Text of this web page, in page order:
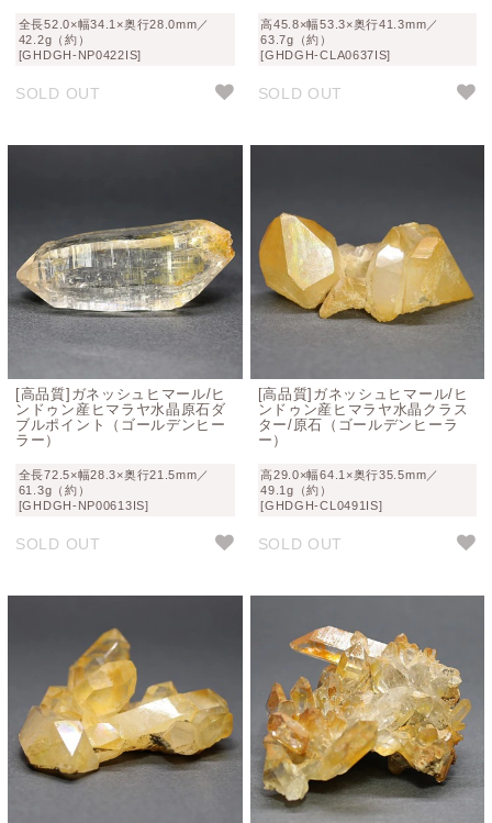
全長52.0×幅34.1×奥行28.0mm／
42.2g（約）
[GHDGH-NP0422IS]
SOLD OUT
高45.8×幅53.3×奥行41.3mm／
63.7g（約）
[GHDGH-CLA0637IS]
SOLD OUT
[高品質]ガネッシュヒマール/ヒ
ンドゥン産ヒマラヤ水晶原石ダ
ブルポイント（ゴールデンヒー
ラー）
全長72.5×幅28.3×奥行21.5mm／
61.3g（約）
[GHDGH-NP00613IS]
SOLD OUT
[高品質]ガネッシュヒマール/ヒ
ンドゥン産ヒマラヤ水晶クラス
ター/原石（ゴールデンヒーラ
ー）
高29.0×幅64.1×奥行35.5mm／
49.1g（約）
[GHDGH-CL0491IS]
SOLD OUT